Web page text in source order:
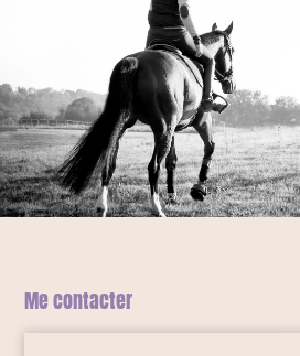
Me contacter